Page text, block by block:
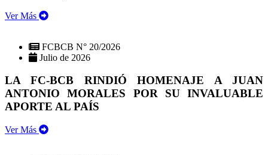
Ver Más
FCBCB N° 20/2026
Julio de 2026
LA FC-BCB RINDIÓ HOMENAJE A JUAN
ANTONIO MORALES POR SU INVALUABLE
APORTE AL PAÍS
Ver Más